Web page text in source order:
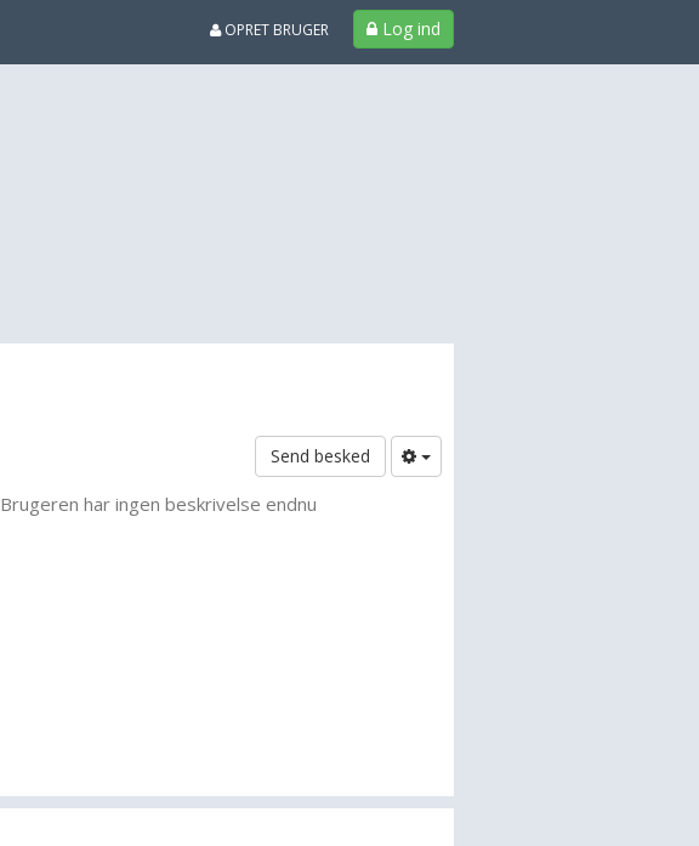
Log ind
OPRET BRUGER
Send besked
Brugeren har ingen beskrivelse endnu